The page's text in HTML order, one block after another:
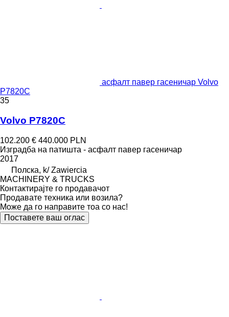
асфалт павер гасеничар Volvo
P7820C
35
Volvo P7820C
102.200 € 440.000 PLN
Изградба на патишта - асфалт павер гасеничар
2017
Полска, k/ Zawiercia
MACHINERY & TRUCKS
Контактирајте го продавачот
Продавате техника или возила?
Може да го направите тоа со нас!
Поставете ваш оглас